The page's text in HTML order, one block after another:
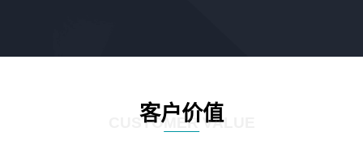
客户价值
CUSTOMER VALUE